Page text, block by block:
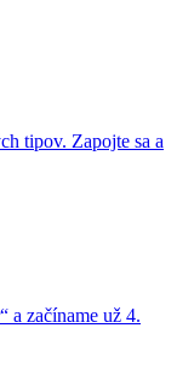
tipov. Zapojte sa a
a začíname už 4.